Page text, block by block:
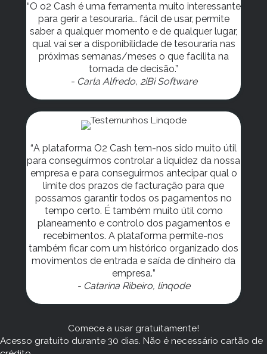
“O o2 Cash é uma ferramenta muito interessante
para gerir a tesouraria… fácil de usar, permite
saber a qualquer momento e de qualquer lugar,
qual vai ser a disponibilidade de tesouraria nas
próximas semanas/meses o que facilita na
tomada de decisão.”
- Carla Alfredo, 2iBi Software
“A plataforma O2 Cash tem-nos sido muito útil
para conseguirmos controlar a liquidez da nossa
empresa e para conseguirmos antecipar qual o
limite dos prazos de facturação para que
possamos garantir todos os pagamentos no
tempo certo. É também muito útil como
planeamento e controlo dos pagamentos e
recebimentos. A plataforma permite-nos
também ficar com um histórico organizado dos
movimentos de entrada e saída de dinheiro da
empresa.”
- Catarina Ribeiro, linqode
Comece a usar gratuitamente!
Acesso gratuito durante 30 dias. Não é necessário cartão de